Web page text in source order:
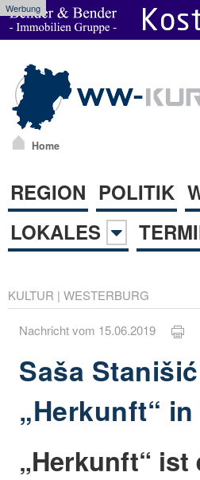
Werbung
Home
REGION POLITIK
LOKALES
KULTUR | WESTERBURG
Nachricht vom 15.06.2019
Saša
„Herkunft“
„Herkunft“